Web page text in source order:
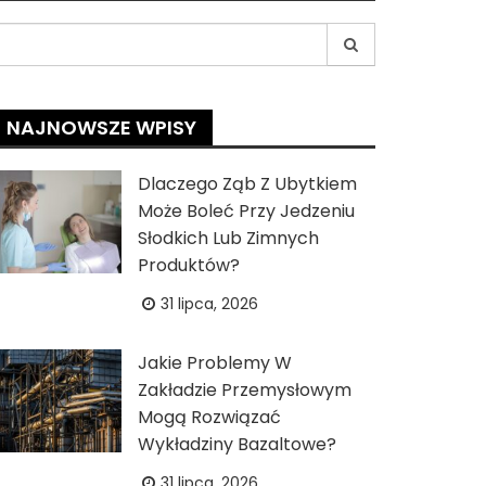
NAJNOWSZE WPISY
Dlaczego Ząb Z Ubytkiem
Może Boleć Przy Jedzeniu
Słodkich Lub Zimnych
Produktów?
31 lipca, 2026
Jakie Problemy W
Zakładzie Przemysłowym
Mogą Rozwiązać
Wykładziny Bazaltowe?